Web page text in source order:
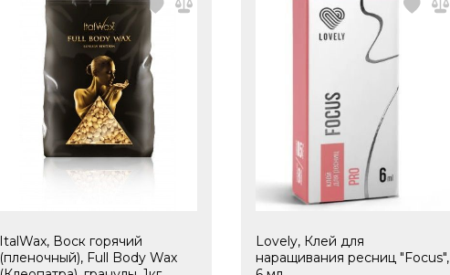
ItalWax, Воск горячий
(пленочный), Full Body Wax
Lovely, Клей для
наращивания ресниц "Focus",